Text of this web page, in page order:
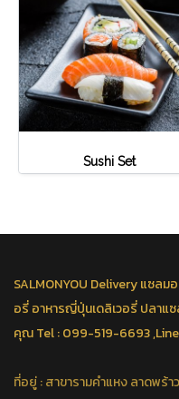
Sushi Set
SALMONYOU Deliveryแซลมอ
อรี่ อาหารญี่ปุ่นเดลิเวอรี่ ปลาแ
คุณ Tel : 099-519-6693
ที่อยู่ : สาขารามคำแหง ลาดพร้า